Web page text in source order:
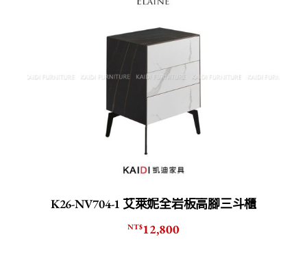
K26-NV704-1 艾萊妮全岩板高腳三斗櫃
NT$12,800